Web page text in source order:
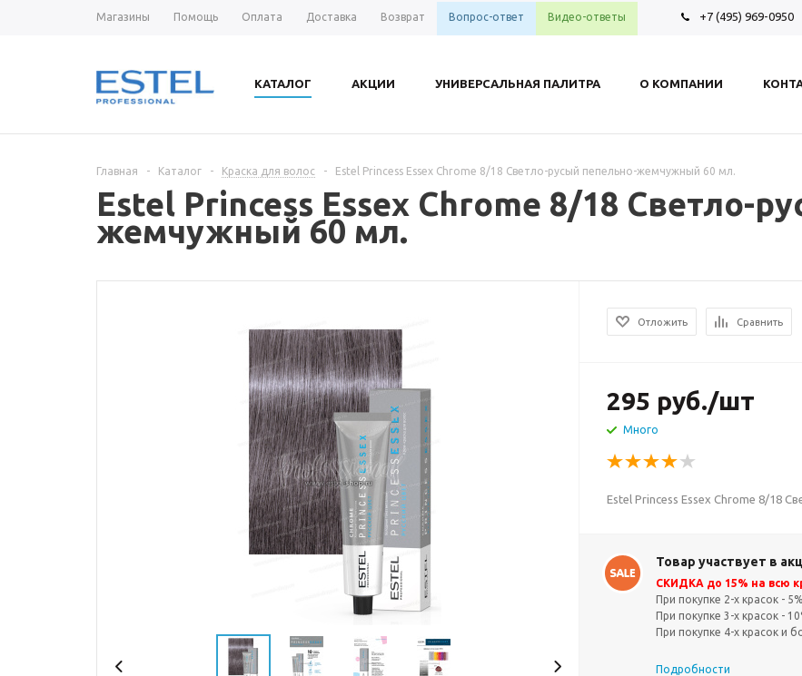
Магазины Помощь Оплата Доставка Возврат Вопрос-ответ Видео-ответы +7 (495) 969-0950
КАТАЛОГ АКЦИИ УНИВЕРСАЛЬНАЯ ПАЛИТРА О КОМПАНИИ
Главная - Каталог - Краска для волос - Estel Princess Essex Chrome 8/18 Светло-русый пепельно-жемчужный 60 мл.
Estel Princess Essex Chrome 8/18 Светло-
жемчужный 60 мл.
Отложить Сравнить
295 руб./шт
Много
Estel Princess Essex Chrome 8/18
Товар участвует в
СКИДКА до 15% на всю
При покупке 2-х красок - 5%
При покупке 3-х красок -
При покупке 4-х красок и
Подробности